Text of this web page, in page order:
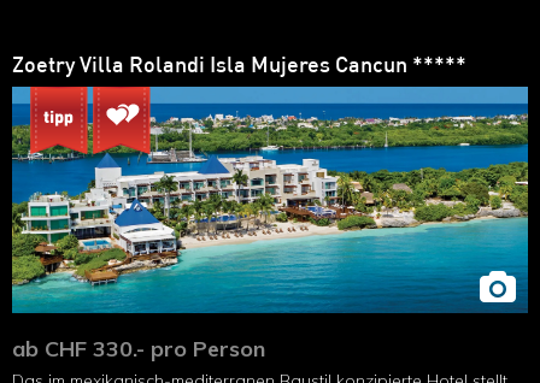
Zoetry Villa Rolandi Isla Mujeres Cancun *****
ab CHF 330.- pro Person